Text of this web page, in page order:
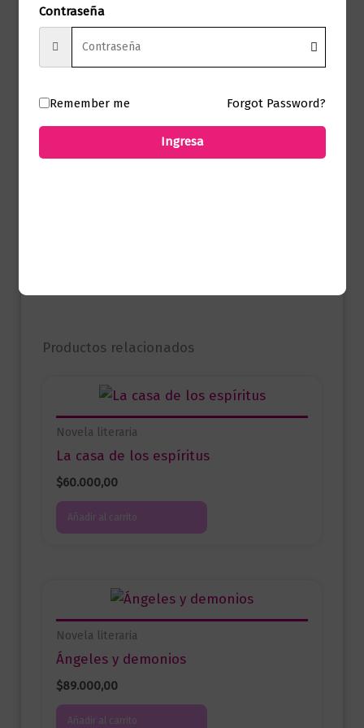
Sello
Formato
No hay valoraciones aún.
Productos relacionados
Novela literaria
La casa de los espíritus
$60.000,00
Añadir al carrito
Novela literaria
Ángeles y demonios
$89.000,00
Añadir al carrito
Contraseña
Remember me Forgot Password?
Ingresa